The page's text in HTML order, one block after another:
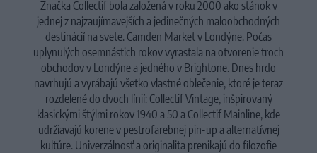
Značka Collectif bola založená v roku 2000 ako stánok v
jednej z najzaujímavejších a jedinečných maloobchodných
destinácií na svete. Camden Market v Londýne. Počas
uplynulých osemnástich rokov vyrastala na otvorenie troch
obchodov v Londýne a jedného v Brightone. Dnes hrdo
navrhujú a vyrábajú všetko vlastné oblečenie, ktoré je teraz
rozdelené do dvoch línií: Collectif Vintage, inšpirovaný
klasickými štýlmi rokov 1940 a 50 a Collectif Mainline, kde
udržiavajú korene v pestrofarebnej pin-up a alternatívnej
kultúre. Univerzálnosť a originalita prenikajú do filozofie